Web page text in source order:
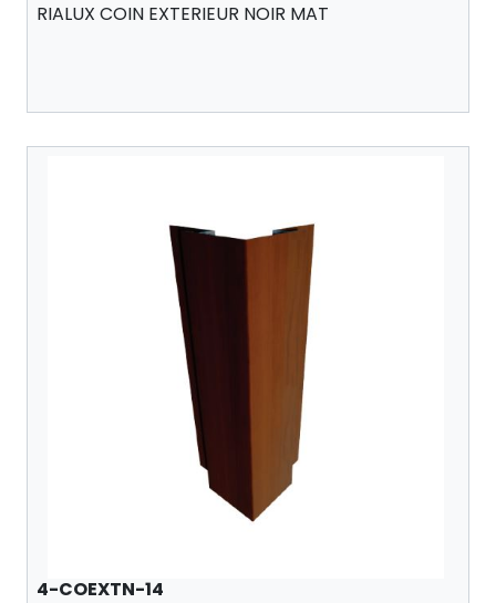
RIALUX COIN EXTERIEUR NOIR MAT
4-COEXTN-14